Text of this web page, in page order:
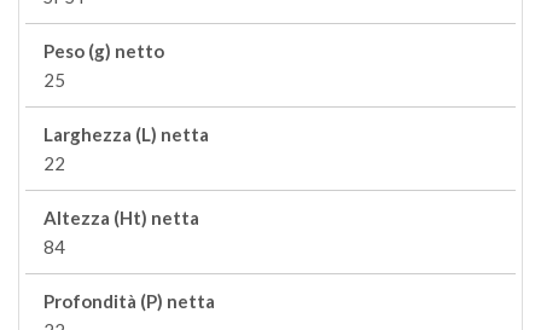
Peso (g) netto
25
Larghezza (L) netta
22
Altezza (Ht) netta
84
Profondità (P) netta